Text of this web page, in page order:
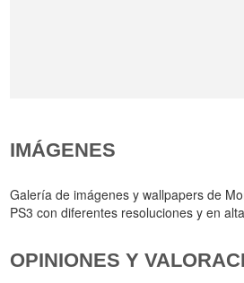
IMÁGENES
Galería de imágenes y wallpapers de
PS3 con diferentes resoluciones y en
OPINIONES Y